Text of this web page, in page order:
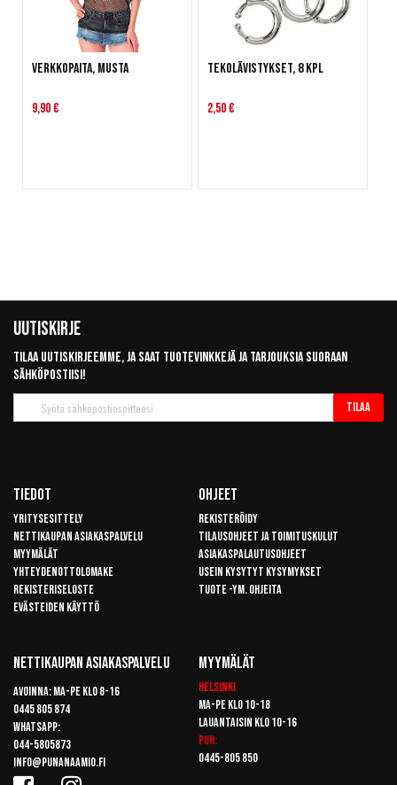
Verkkopaita, musta
9,90 €
Tekolävistykset, 8 kpl
2,50 €
Uutiskirje
Tilaa uutiskirjeemme, ja saat tuotevinkkejä ja tarjouksia suoraan
sähköpostiisi!
uutiskirje
Tilaa
Tiedot
Yritysesittely
Nettikaupan asiakaspalvelu
Myymälät
Yhteydenottolomake
Rekisteriseloste
Evästeiden käyttö
Ohjeet
Rekisteröidy
Tilausohjeet ja toimituskulut
Asiakaspalautusohjeet
Usein kysytyt kysymykset
Tuote -ym. ohjeita
Nettikaupan Asiakaspalvelu
Avoinna: Ma-pe klo 8-16
0445 805 874
Whatsapp:
044-5805873
info@punanaamio.fi
Myymälät
Helsinki
Ma-pe klo 10-18
Lauantaisin klo 10-16
Puh:
0445-805 850